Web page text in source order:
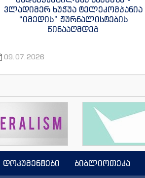
ვლადიმერ ხუჭუა ტელეკომპანია
“იმედის” ჟურნალისტების
წინააღმდეგ
09.07.2026
დოკუმენტები ბიბლიოთეკა